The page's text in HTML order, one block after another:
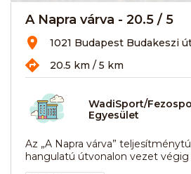
A Napra várva - 20.5 / 5
1021 Budapest Budakeszi
20.5 km / 5 km
WadiSport/
Egyesület
Az „A Napra várva”
hangulatú útvonalon vezet végig